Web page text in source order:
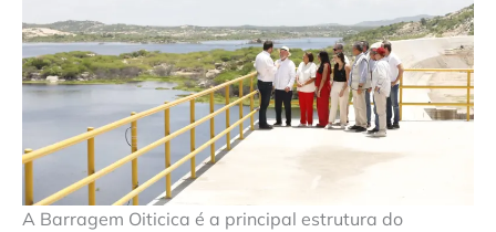
A Barragem Oiticica é a principal estrutura do